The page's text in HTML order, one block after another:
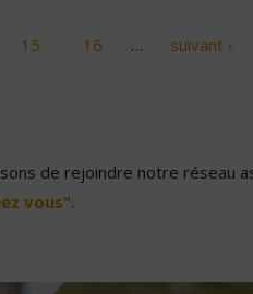
15 16 … suivant ›
de rejoindre notre réseau
vous".